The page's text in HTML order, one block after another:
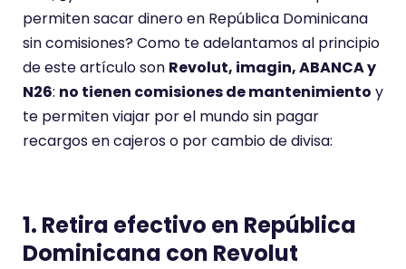
permiten sacar dinero en República Dominicana
sin comisiones? Como te adelantamos al principio
de este artículo son Revolut, imagin, ABANCA y
N26: no tienen comisiones de mantenimiento y
te permiten viajar por el mundo sin pagar
recargos en cajeros o por cambio de divisa:
1. Retira efectivo en República
Dominicana con Revolut